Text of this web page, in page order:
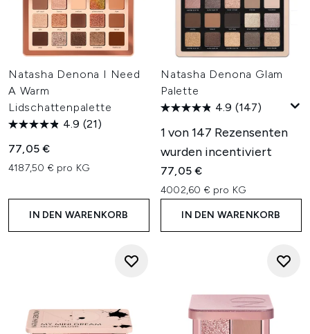
Natasha Denona I Need
A Warm
Lidschattenpalette
4.9 (21)
77,05 €
4187,50 € pro KG
IN DEN WARENKORB
Natasha Denona Glam
Palette
4.9 (147)
1 von 147 Rezensenten
wurden incentiviert
77,05 €
4002,60 € pro KG
IN DEN WARENKORB